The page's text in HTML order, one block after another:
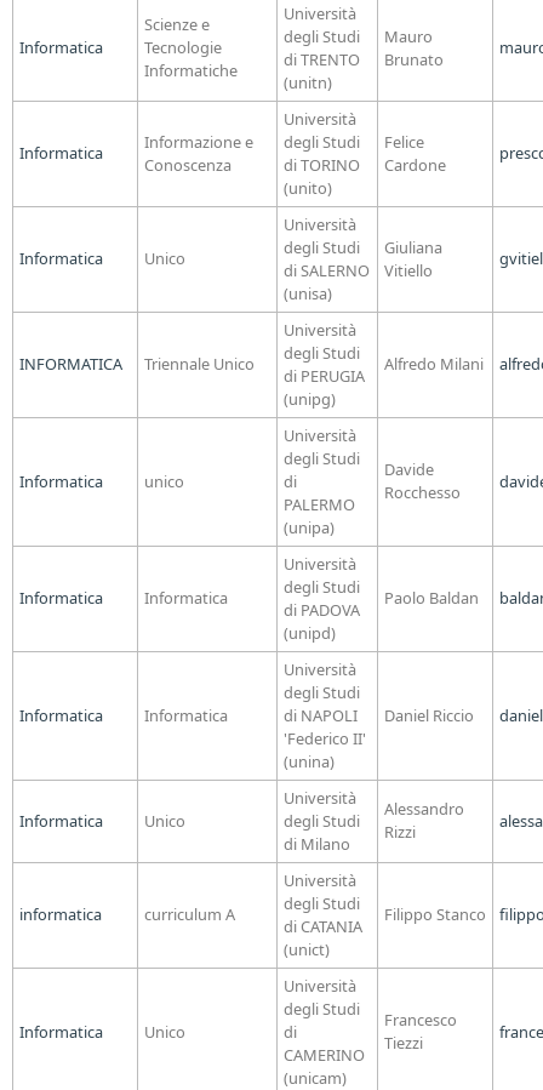
Informatica
Scienze e
Tecnologie
Informatiche
Università
degli Studi
di TRENTO
(unitn)
Mauro
Brunato
Informatica
Informazione e
Conoscenza
Università
degli Studi
di TORINO
(unito)
Felice
Cardone
Informatica Unico
Università
degli Studi
di SALERNO
(unisa)
Giuliana
Vitiello
INFORMATICA Triennale Unico
Università
degli Studi
di PERUGIA
(unipg)
Alfredo Milani
Informatica unico
Università
degli Studi
di
PALERMO
(unipa)
Davide
Rocchesso
Informatica Informatica
Università
degli Studi
di PADOVA
(unipd)
Paolo Baldan
Informatica Informatica
Università
degli Studi
di NAPOLI
'Federico II'
(unina)
Daniel Riccio
Informatica Unico
Università
degli Studi
di Milano
Alessandro
Rizzi
informatica curriculum A
Università
degli Studi
di CATANIA
(unict)
Filippo Stanco
Informatica Unico
Università
degli Studi
di
CAMERINO
(unicam)
Francesco
Tiezzi